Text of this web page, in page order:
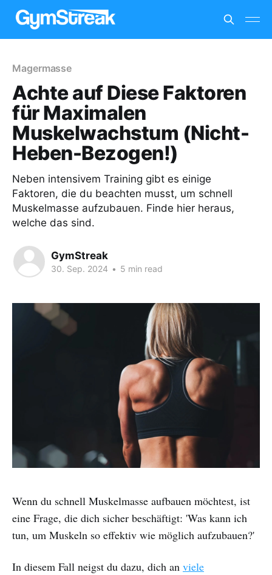
Magermasse
Achte auf Diese Faktoren
für Maximalen
Muskelwachstum (Nicht-
Heben-Bezogen!)
Neben intensivem Training gibt es einige
Faktoren, die du beachten musst, um schnell
Muskelmasse aufzubauen. Finde hier heraus,
welche das sind.
GymStreak
30. Sep. 2024 • 5 min read
Wenn du schnell Muskelmasse aufbauen möchtest, ist
eine Frage, die dich sicher beschäftigt: 'Was kann ich
tun, um Muskeln so effektiv wie möglich aufzubauen?'
In diesem Fall neigst du dazu, dich an viele